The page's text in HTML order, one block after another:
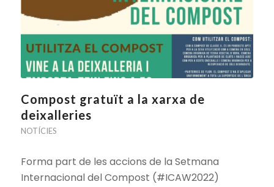
Compost gratuït a la xarxa de
deixalleries
NOTÍCIES
Forma part de les accions de la Setmana
Internacional del Compost (#ICAW2022)